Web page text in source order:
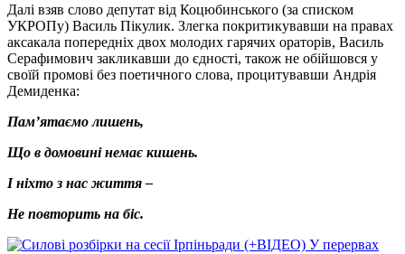
Далі взяв слово депутат від Коцюбинського (за списком
УКРОПу) Василь Пікулик. Злегка покритикувавши на правах
аксакала попередніх двох молодих гарячих ораторів, Василь
Серафимович закликавши до єдності, також не обійшовся у
своїй промові без поетичного слова, процитувавши Андрія
Демиденка:
Пам’ятаємо лишень,
Що в домовині немає кишень.
І ніхто з нас життя –
Не повторить на біс.